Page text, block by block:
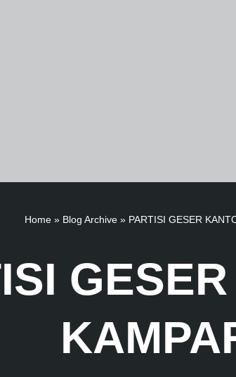
Home » Blog Archive » PARTISI GESER